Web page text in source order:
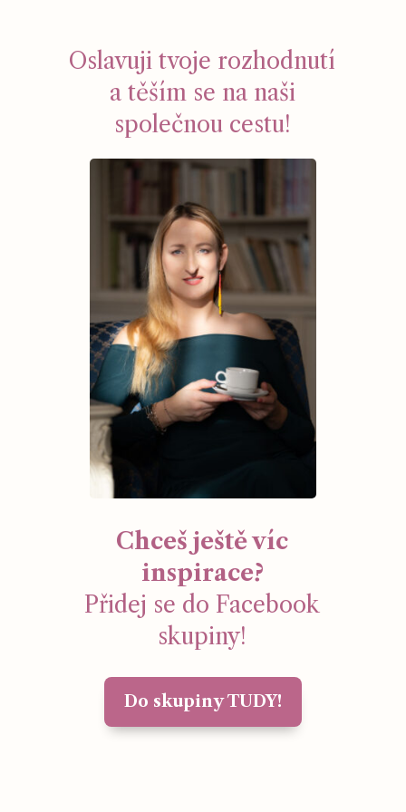
Oslavuji tvoje rozhodnutí
a těším se na naši
společnou cestu!
Chceš ještě víc
inspirace?
Přidej se do Facebook
skupiny!
Do skupiny TUDY!